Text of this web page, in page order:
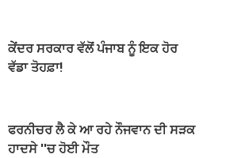
ਕੇਂਦਰ ਸਰਕਾਰ ਵੱਲੋਂ ਪੰਜਾਬ ਨੂੰ ਇਕ ਹੋਰ
ਵੱਡਾ ਤੋਹਫ਼ਾ!
ਫਰਨੀਚਰ ਲੈ ਕੇ ਆ ਰਹੇ ਨੌਜਵਾਨ ਦੀ ਸੜਕ
ਹਾਦਸੇ ''ਚ ਹੋਈ ਮੌਤ